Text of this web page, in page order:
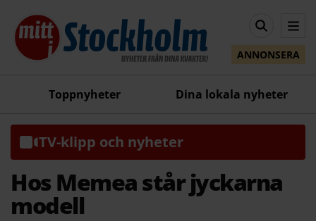
ANNONSERA
Toppnyheter Dina lokala nyheter
TV-klipp och nyheter
Hos Memea står jyckarna
modell